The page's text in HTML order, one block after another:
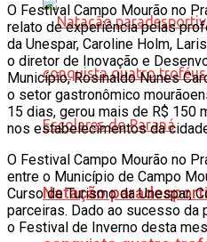
Natação
O Festival Campo Mourão no
relato de experiência pelas
da Unespar, Caroline Holm,
o diretor de Inovação e
Município, Rosinaldo Nunes
o setor gastronômico
15 dias, gerou mais de R$ 150
nos estabelecimentos da
O Festival Campo Mourão no
entre o Município de Campo
Curso de Turismo da Unespar,
parceiras. Dado ao sucesso da
o Festival de Inverno desta